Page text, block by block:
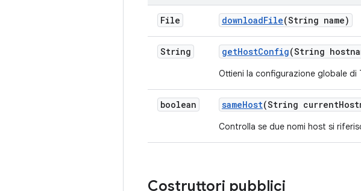
File downloadFile(String name)
String getHostConfig(String
Ottieni la configurazione globale di
boolean sameHost(String current
Controlla se due nomi host si
Costruttori pubblici